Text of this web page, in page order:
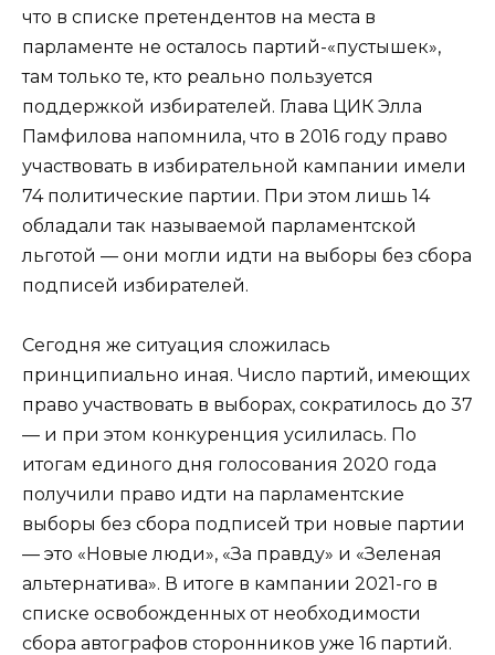
что в списке претендентов на места в
парламенте не осталось партий-«пустышек»,
там только те, кто реально пользуется
поддержкой избирателей. Глава ЦИК Элла
Памфилова напомнила, что в 2016 году право
участвовать в избирательной кампании имели
74 политические партии. При этом лишь 14
обладали так называемой парламентской
льготой — они могли идти на выборы без сбора
подписей избирателей.
Сегодня же ситуация сложилась
принципиально иная. Число партий, имеющих
право участвовать в выборах, сократилось до 37
— и при этом конкуренция усилилась. По
итогам единого дня голосования 2020 года
получили право идти на парламентские
выборы без сбора подписей три новые партии
— это «Новые люди», «За правду» и «Зеленая
альтернатива». В итоге в кампании 2021-го в
списке освобожденных от необходимости
сбора автографов сторонников уже 16 партий.